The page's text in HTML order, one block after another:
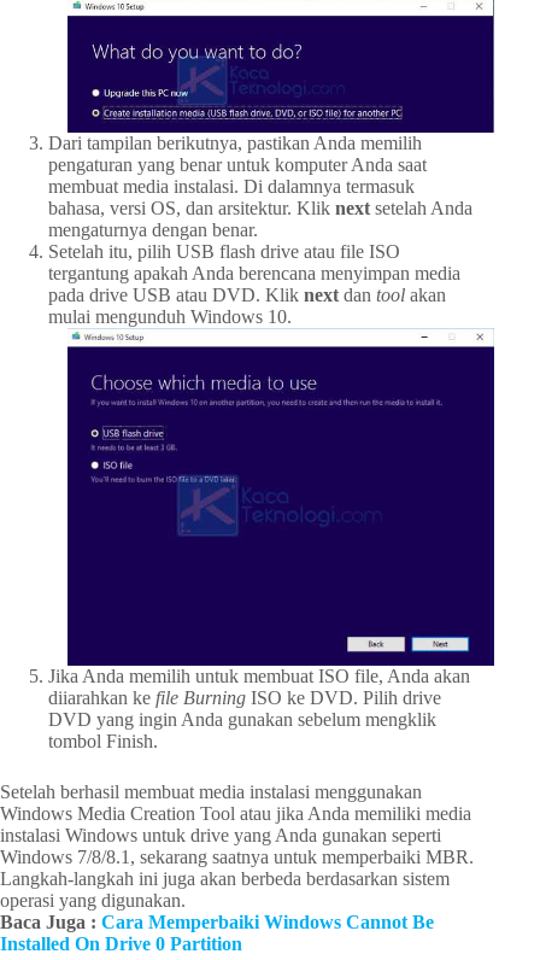
Dari tampilan berikutnya, pastikan Anda memilih
pengaturan yang benar untuk komputer Anda saat
membuat media instalasi. Di dalamnya termasuk
bahasa, versi OS, dan arsitektur. Klik next setelah Anda
mengaturnya dengan benar.
Setelah itu, pilih USB flash drive atau file ISO
tergantung apakah Anda berencana menyimpan media
pada drive USB atau DVD. Klik next dan tool akan
mulai mengunduh Windows 10.
Jika Anda memilih untuk membuat ISO file, Anda akan
diiarahkan ke file Burning ISO ke DVD. Pilih drive
DVD yang ingin Anda gunakan sebelum mengklik
tombol Finish.
Setelah berhasil membuat media instalasi menggunakan
Windows Media Creation Tool atau jika Anda memiliki media
instalasi Windows untuk drive yang Anda gunakan seperti
Windows 7/8/8.1, sekarang saatnya untuk memperbaiki MBR.
Langkah-langkah ini juga akan berbeda berdasarkan sistem
operasi yang digunakan.
Baca Juga : Cara Memperbaiki Windows Cannot Be
Installed On Drive 0 Partition